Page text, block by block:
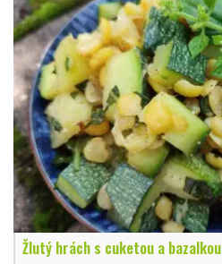
Žlutý hrách s cuketou a bazalkou